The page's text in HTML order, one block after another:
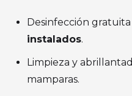
Desinfección
instalados.
Limpieza y
mamparas.